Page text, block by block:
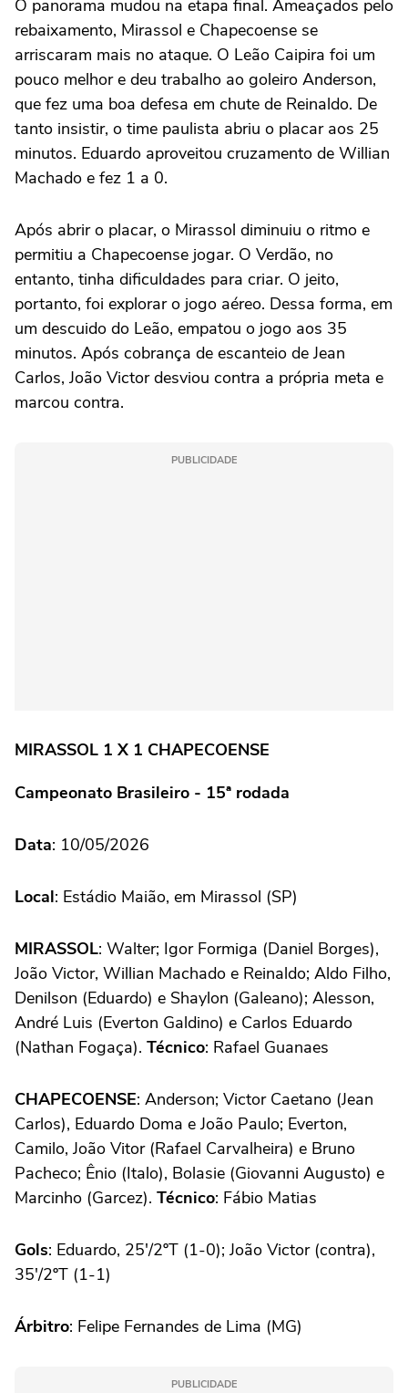
O panorama mudou na etapa final. Ameaçados pelo
rebaixamento, Mirassol e Chapecoense se
arriscaram mais no ataque. O Leão Caipira foi um
pouco melhor e deu trabalho ao goleiro Anderson,
que fez uma boa defesa em chute de Reinaldo. De
tanto insistir, o time paulista abriu o placar aos 25
minutos. Eduardo aproveitou cruzamento de Willian
Machado e fez 1 a 0.
Após abrir o placar, o Mirassol diminuiu o ritmo e
permitiu a Chapecoense jogar. O Verdão, no
entanto, tinha dificuldades para criar. O jeito,
portanto, foi explorar o jogo aéreo. Dessa forma, em
um descuido do Leão, empatou o jogo aos 35
minutos. Após cobrança de escanteio de Jean
Carlos, João Victor desviou contra a própria meta e
marcou contra.
PUBLICIDADE
MIRASSOL 1 X 1 CHAPECOENSE
Campeonato Brasileiro - 15ª rodada
Data: 10/05/2026
Local: Estádio Maião, em Mirassol (SP)
MIRASSOL: Walter; Igor Formiga (Daniel Borges),
João Victor, Willian Machado e Reinaldo; Aldo Filho,
Denilson (Eduardo) e Shaylon (Galeano); Alesson,
André Luis (Everton Galdino) e Carlos Eduardo
(Nathan Fogaça). Técnico: Rafael Guanaes
CHAPECOENSE: Anderson; Victor Caetano (Jean
Carlos), Eduardo Doma e João Paulo; Everton,
Camilo, João Vitor (Rafael Carvalheira) e Bruno
Pacheco; Ênio (Italo), Bolasie (Giovanni Augusto) e
Marcinho (Garcez). Técnico: Fábio Matias
Gols: Eduardo, 25'/2ºT (1-0); João Victor (contra),
35'/2ºT (1-1)
Árbitro: Felipe Fernandes de Lima (MG)
PUBLICIDADE